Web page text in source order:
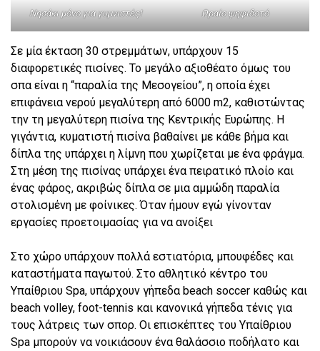
Νησάκι μόνο για γυμνιστές! Ωραίο ψηφιδοτό
Σε μία έκταση 30 στρεμμάτων, υπάρχουν 15
διαφορετικές πισίνες. Το μεγάλο αξιοθέατο όμως του
σπα είναι η “παραλία της Μεσογείου”, η οποία έχει
επιφάνεια νερού μεγαλύτερη από 6000 m2, καθιστώντας
την τη μεγαλύτερη πισίνα της Κεντρικής Ευρώπης. Η
γιγάντια, κυματιστή πισίνα βαθαίνει με κάθε βήμα και
δίπλα της υπάρχει η λίμνη που χωρίζεται με ένα φράγμα.
Στη μέση της πισίνας υπάρχει ένα πειρατικό πλοίο και
ένας φάρος, ακριβώς δίπλα σε μια αμμώδη παραλία
στολισμένη με φοίνικες. Όταν ήμουν εγώ γίνονταν
εργασίες προετοιμασίας για να ανοίξει
Στο χώρο υπάρχουν πολλά εστιατόρια, μπουφέδες και
καταστήματα παγωτού. Στο αθλητικό κέντρο του
Υπαίθριου Spa, υπάρχουν γήπεδα beach soccer καθώς και
beach volley, foot-tennis και κανονικά γήπεδα τένις για
τους λάτρεις των σπορ. Οι επισκέπτες του Υπαίθριου
Spa μπορούν να νοικιάσουν ένα θαλάσσιο ποδήλατο και